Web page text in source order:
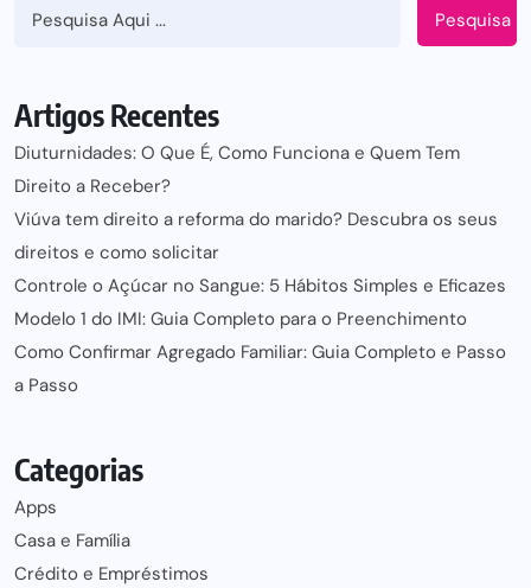
Pesquisa
Artigos Recentes
Diuturnidades: O Que É, Como Funciona e Quem Tem
Direito a Receber?
Viúva tem direito a reforma do marido? Descubra os seus
direitos e como solicitar
Controle o Açúcar no Sangue: 5 Hábitos Simples e Eficazes
Modelo 1 do IMI: Guia Completo para o Preenchimento
Como Confirmar Agregado Familiar: Guia Completo e Passo
a Passo
Categorias
Apps
Casa e Família
Crédito e Empréstimos